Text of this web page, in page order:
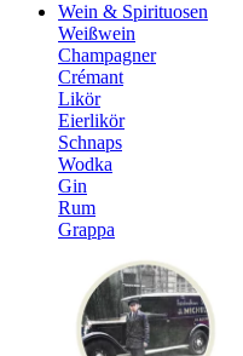
Wein & Spirituosen
Weißwein
Champagner
Crémant
Likör
Eierlikör
Schnaps
Wodka
Gin
Rum
Grappa